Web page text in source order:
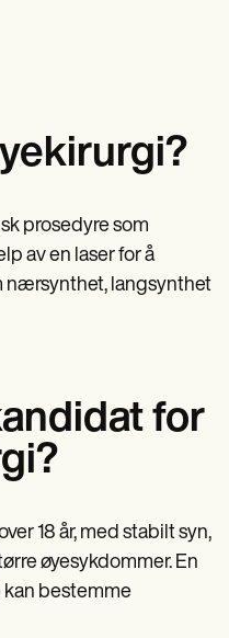
prosedyre som
av en laser for å
nærsynthet, langsynthet
for
18 år, med stabilt syn,
øyesykdommer. En
kan bestemme